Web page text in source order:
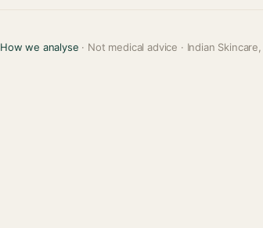
How we analyse · Not medical advice · Indian